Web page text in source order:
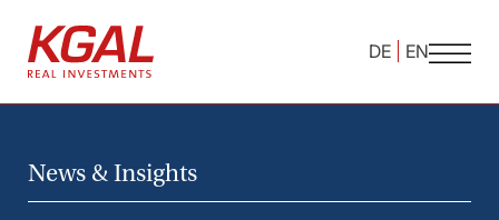
EN
DE
News & Insights